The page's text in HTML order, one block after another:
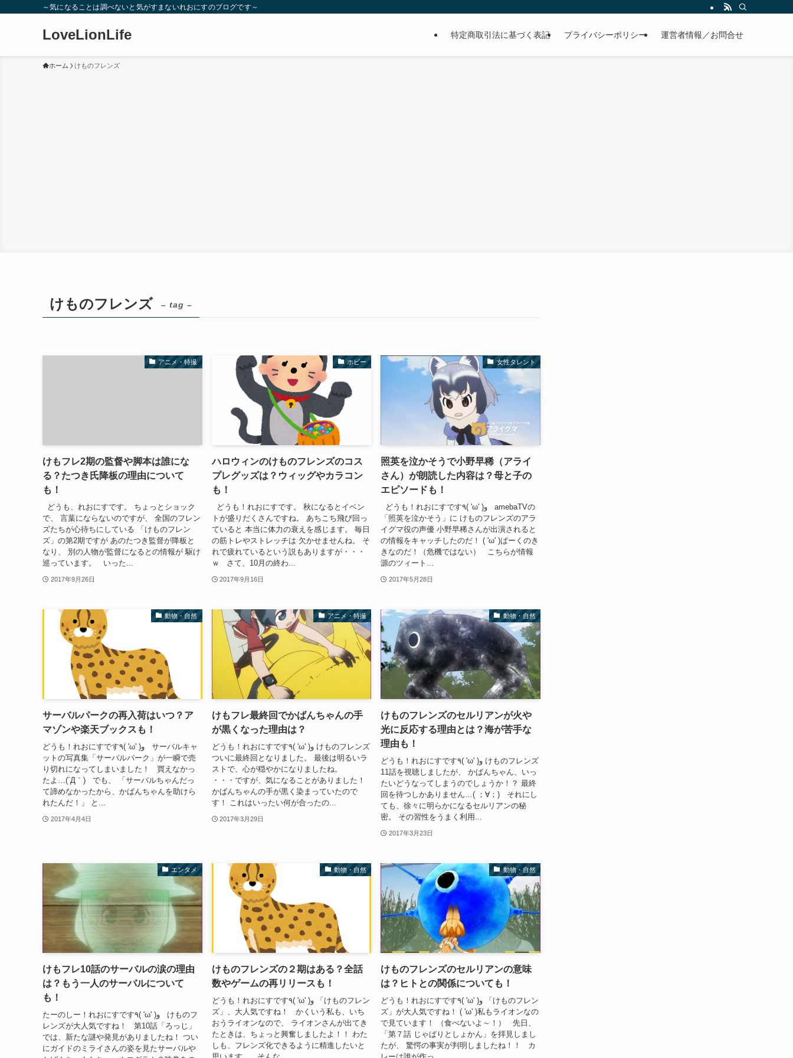
～気になることは調べないと気がすまないれおにすのブログです～
LoveLionLife 特定商取引法に基づく表記 プライバシーポリシー 運営者情報／お問合せ
ホーム けものフレンズ
けものフレンズ – tag –
アニメ・特撮
けもフレ2期の監督や脚本は誰にな
る？たつき氏降板の理由について
も！
どうも、れおにすです。 ちょっとショック
で、 言葉にならないのですが、 全国のフレン
ズたちが心待ちにしている 「けものフレン
ズ」の第2期ですが あのたつき監督が降板と
なり、 別の人物が監督になるとの情報が 駆け
巡っています。 いった...
2017年9月26日
ホビー
ハロウィンのけものフレンズのコス
プレグッズは？ウィッグやカラコン
も！
どうも！れおにすです。 秋になるとイベン
トが盛りだくさんですね。 あちこち飛び回っ
ていると 本当に体力の衰えを感じます。 毎日
の筋トレやストレッチは 欠かせませんね。 そ
れで疲れているという説もありますが・・・
ｗ さて、10月の終わ...
2017年9月16日
女性タレント
照英を泣かそうで小野早稀（アライ
さん）が朗読した内容は？母と子の
エピソードも！
どうも！れおにすです٩( 'ω' )و amebaTVの
「照英を泣かそう」に けものフレンズのアラ
イグマ役の声優 小野早稀さんが出演されると
の情報をキャッチしたのだ！ ( 'ω' )ぱーくのき
きなのだ！（危機ではない） こちらが情報
源のツィート...
2017年5月28日
動物・自然
サーバルパークの再入荷はいつ？ア
マゾンや楽天ブックスも！
どうも！れおにすです٩( 'ω' )و サーバルキャ
ットの写真集「サーバルパーク」が一瞬で売
り切れになってしまいました！ 買えなかっ
たよ…(´Д｀) でも、 「サーバルちゃんだっ
て諦めなかったから、かばんちゃんを助けら
れたんだ！」 と...
2017年4月4日
アニメ・特撮
けもフレ最終回でかばんちゃんの手
が黒くなった理由は？
どうも！れおにすです٩( 'ω' )و けものフレンズ
ついに最終回となりました。 最後は明るいラ
ストで、心が穏やかになりましたね。
・・・ですが、気になることがありました！
かばんちゃんの手が黒く染まっていたので
す！ これはいったい何が合ったの...
2017年3月29日
動物・自然
けものフレンズのセルリアンが火や
光に反応する理由とは？海が苦手な
理由も！
どうも！れおにすです٩( 'ω' )و けものフレンズ
11話を視聴しましたが、 かばんちゃん、いっ
たいどうなってしまうのでしょうか！？ 最終
回を待つしかありません…( ；∀；) それにし
ても、徐々に明らかになるセルリアンの秘
密。 その習性をうまく利用...
2017年3月23日
エンタメ
けもフレ10話のサーバルの涙の理由
は？もう一人のサーバルについて
も！
たーのしー！れおにすです٩( 'ω' )و けものフ
レンズが大人気ですね！ 第10話「ろっじ」
では、新たな謎や発見がありましたね！ つい
にガイドのミライさんの姿を見たサーバルや
動物・自然
けものフレンズの２期はある？全話
数やゲームの再リリースも！
どうも！れおにすです٩( 'ω' )و 「けものフレン
ズ」、大人気ですね！ かくいう私も、いち
おうライオンなので、 ライオンさんが出てき
たときは、ちょっと興奮しましたよ！！ わた
しも、フレンズ化できるように精進したいと
動物・自然
けものフレンズのセルリアンの意味
は？ヒトとの関係についても！
どうも！れおにすです٩( 'ω' )و 「けものフレン
ズ」が大人気ですね！ ( 'ω' )私もライオンなの
で見ています！ （食べないよ～！） 先日、
「第７話 じゃぱりとしょかん」を拝見しまし
たが、 驚愕の事実が判明しましたね！！ カ